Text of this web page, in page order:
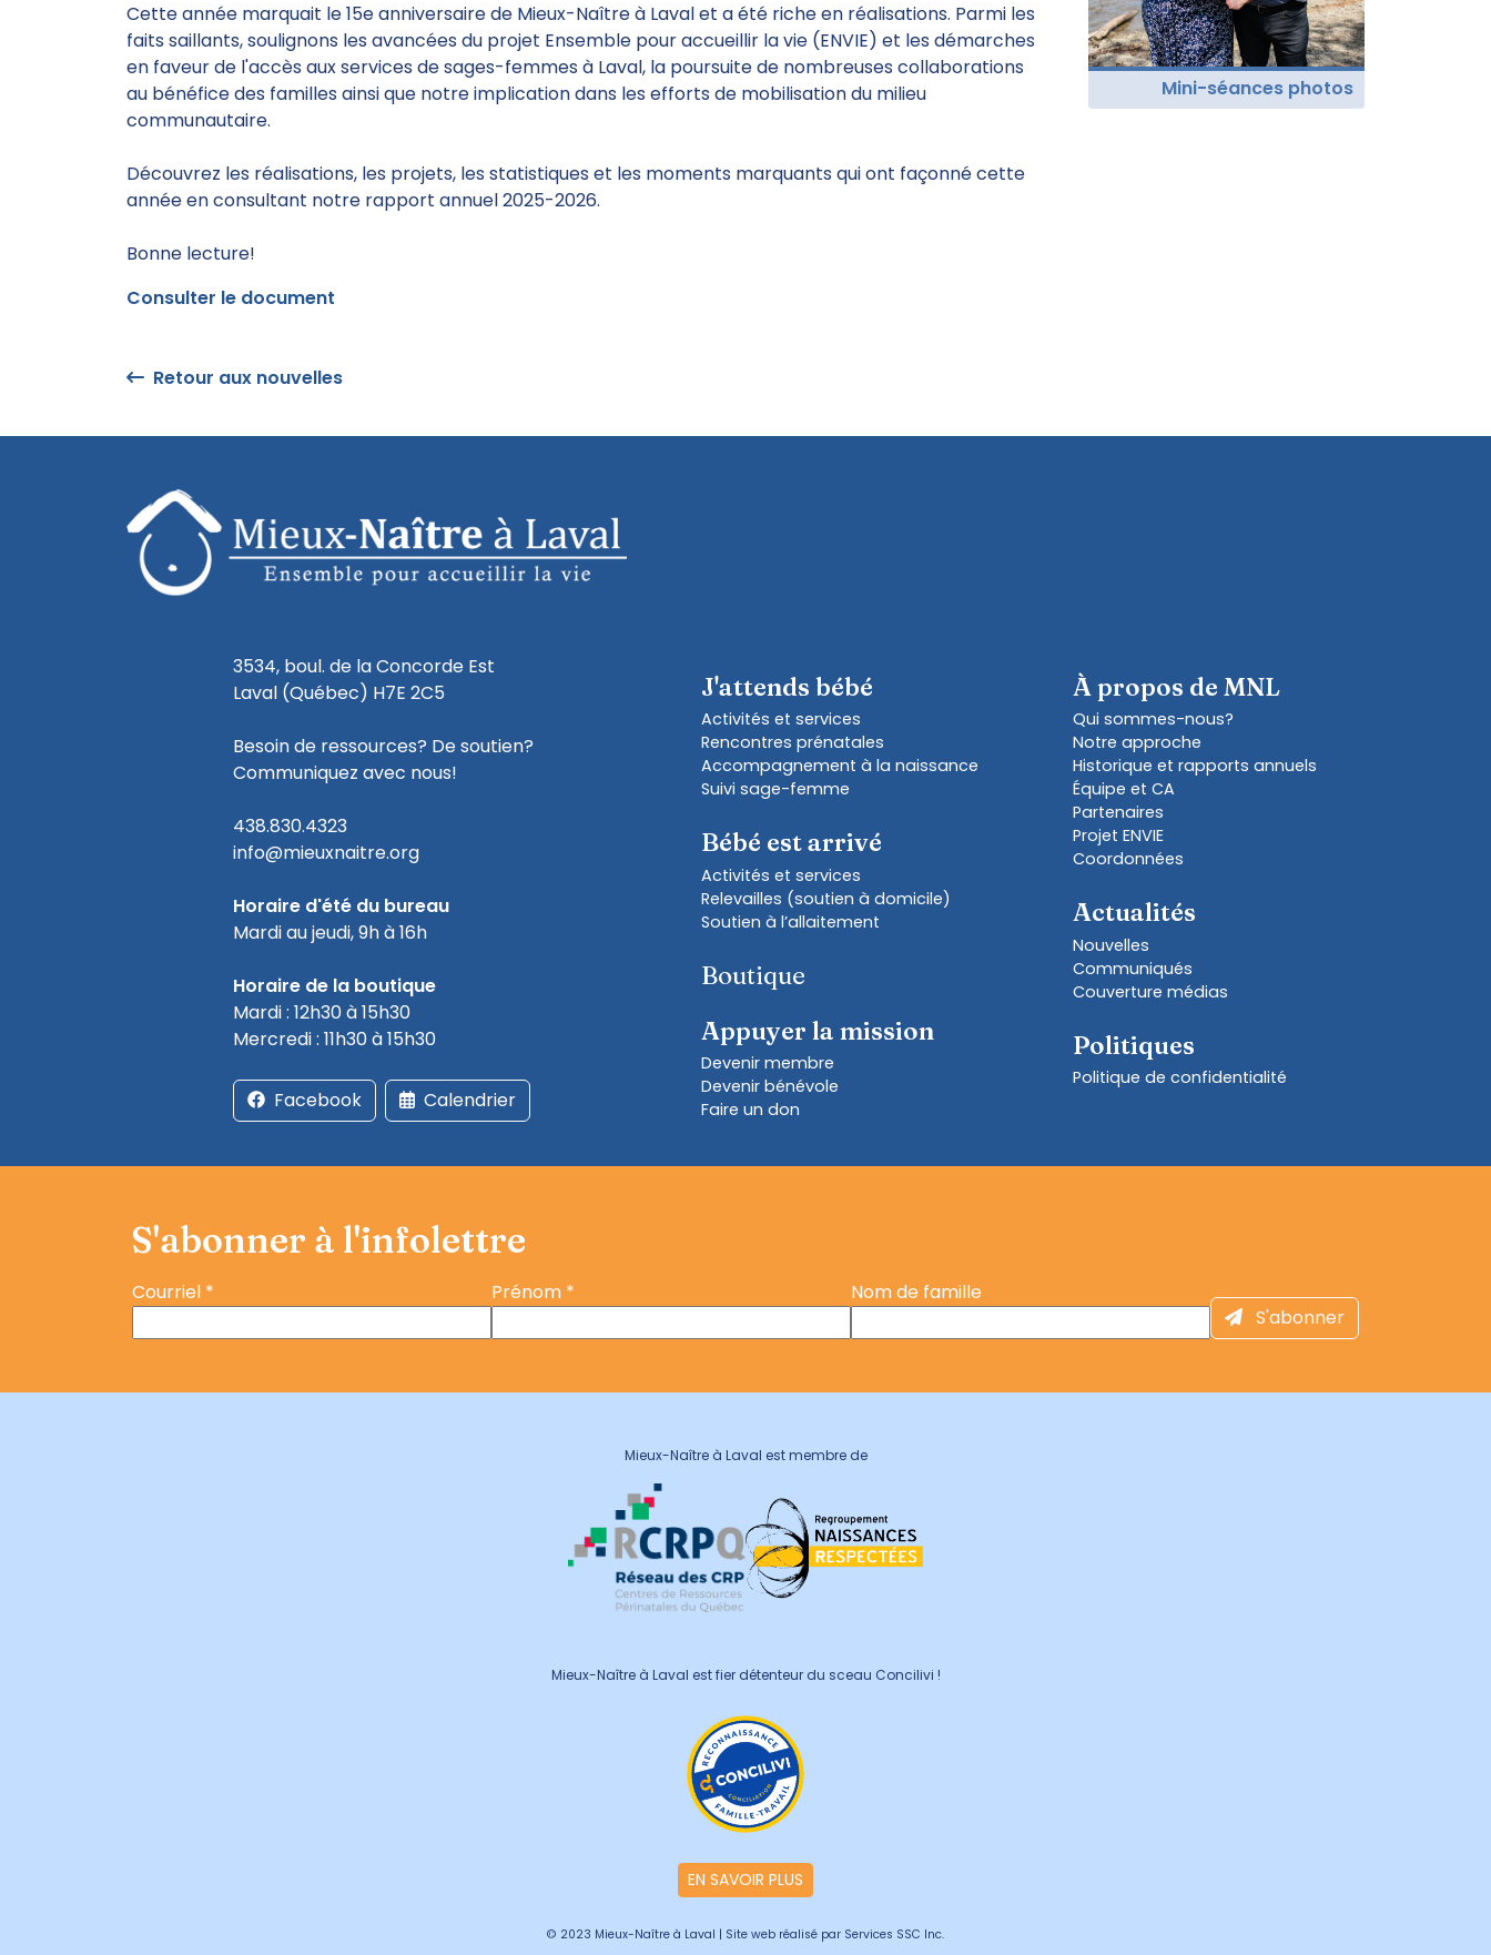
Mini-séances photos
Cette année marquait le 15e anniversaire de Mieux-Naître à Laval et a été riche en réalisations. Parmi les
faits saillants, soulignons les avancées du projet Ensemble pour accueillir la vie (ENVIE) et les démarches
en faveur de l'accès aux services de sages-femmes à Laval, la poursuite de nombreuses collaborations
au bénéfice des familles ainsi que notre implication dans les efforts de mobilisation du milieu
communautaire.
Découvrez les réalisations, les projets, les statistiques et les moments marquants qui ont façonné cette
année en consultant notre rapport annuel 2025-2026.
Bonne lecture!
Consulter le document
Retour aux nouvelles
3534, boul. de la Concorde Est
Laval (Québec) H7E 2C5
Besoin de ressources? De soutien?
Communiquez avec nous!
438.830.4323
info@mieuxnaitre.org
Horaire d'été du bureau
Mardi au jeudi, 9h à 16h
Horaire de la boutique
Mardi : 12h30 à 15h30
Mercredi : 11h30 à 15h30
Facebook Calendrier
J'attends bébé
Activités et services
Rencontres prénatales
Accompagnement à la naissance
Suivi sage-femme
Bébé est arrivé
Activités et services
Relevailles (soutien à domicile)
Soutien à l’allaitement
Boutique
Appuyer la mission
Devenir membre
Devenir bénévole
Faire un don
À propos de MNL
Qui sommes-nous?
Notre approche
Historique et rapports annuels
Équipe et CA
Partenaires
Projet ENVIE
Coordonnées
Actualités
Nouvelles
Communiqués
Couverture médias
Politiques
Politique de confidentialité
S'abonner à l'infolettre
Courriel * Prénom * Nom de famille
Mieux-Naître à Laval est membre de
Mieux-Naître à Laval est fier détenteur du sceau Concilivi !
EN SAVOIR PLUS
© 2023 Mieux-Naître à Laval | Site web réalisé par Services SSC Inc.